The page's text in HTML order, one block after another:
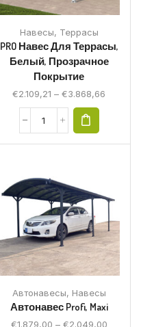
Навесы, Террасы
PRO Навес Для Террасы,
Белый, Прозрачное
Покрытие
€2.109,21 – €3.868,66
Автонавесы, Навесы
Автонавес Profi, Maxi
€1.879,00 – €2.049,00